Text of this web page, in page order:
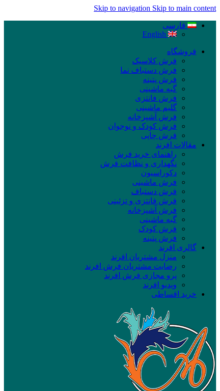
Skip to navigation Skip to main content
فارسی
English
فروشگاه
فرش کلاسیک
فرش دستباف نما
فرش پتینه
گبه ماشینی
فرش فانتزی
گلیم ماشینی
فرش آشپزخانه
فرش کودک و نوجوان
فرش چاپی
مقالات افرند
راهنمای خرید فرش
نگهداری و نظافت فرش
دکوراسیون
فرش ماشینی
فرش دستباف
فرش فانتزی و تزئینی
فرش آشپزخانه
گبه ماشینی
فرش کودک
فرش پتینه
گالری افرند
منزل مشتریان افرند
رضایت مشتریان فرش افرند
پرو مجازی فرش افرند
ویدیو افرند
خرید اقساطی